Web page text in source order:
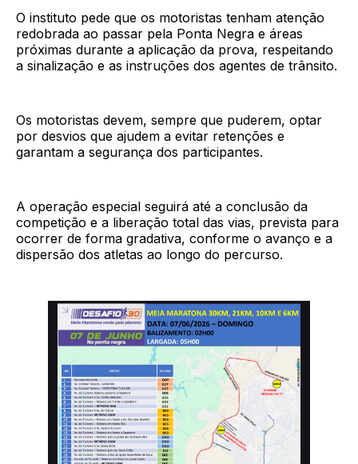
O instituto pede que os motoristas tenham atenção
redobrada ao passar pela Ponta Negra e áreas
próximas durante a aplicação da prova, respeitando
a sinalização e as instruções dos agentes de trânsito.
Os motoristas devem, sempre que puderem, optar
por desvios que ajudem a evitar retenções e
garantam a segurança dos participantes.
A operação especial seguirá até a conclusão da
competição e a liberação total das vias, prevista para
ocorrer de forma gradativa, conforme o avanço e a
dispersão dos atletas ao longo do percurso.